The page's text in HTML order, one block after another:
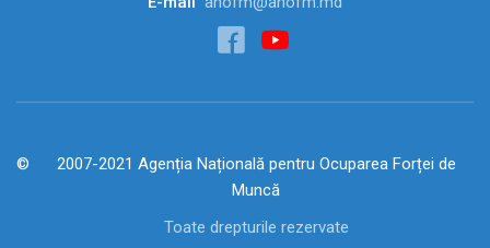
2007-2021 Agenția Națională pentru Ocuparea Forței de
Muncă
Toate drepturile rezervate